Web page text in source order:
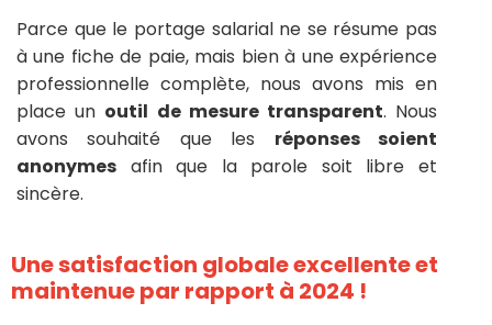
Parce que le portage salarial ne se résume pas
à une fiche de paie, mais bien à une expérience
professionnelle complète, nous avons mis en
place un outil de mesure transparent. Nous
avons souhaité que les réponses soient
anonymes afin que la parole soit libre et
sincère.
Une satisfaction globale excellente et
maintenue par rapport à 2024 !